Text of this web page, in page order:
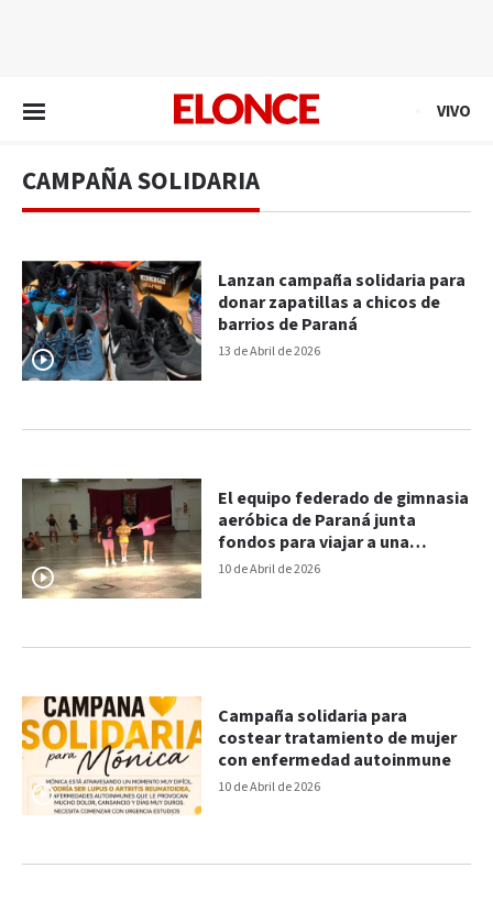
VIVO
CAMPAÑA SOLIDARIA
13 de Abril de 2026
Lanzan campaña solidaria para
donar zapatillas a chicos de
barrios de Paraná
10 de Abril de 2026
El equipo federado de gimnasia
aeróbica de Paraná junta
fondos para viajar a una
competencia nacional
10 de Abril de 2026
Campaña solidaria para
costear tratamiento de mujer
con enfermedad autoinmune